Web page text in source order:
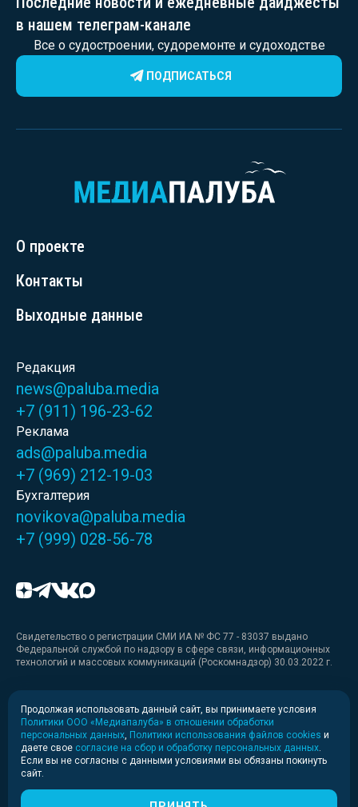
в нашем телеграм-канале
Все о судостроении, судоремонте и судоходстве
ПОДПИСАТЬСЯ
О проекте
Контакты
Выходные данные
Редакция
news@paluba.media
+7 (911) 196-23-62
Реклама
ads@paluba.media
+7 (969) 212-19-03
Бухгалтерия
novikova@paluba.media
+7 (999) 028-56-78
Свидетельство о регистрации СМИ ИА № ФС 77 - 83037 выдано
Федеральной службой по надзору в сфере связи, информационных
технологий и массовых коммуникаций (Роскомнадзор) 30.03.2022 г.
Медиакит
Медиакит для печати
Политика конфиденциальности
© 2020-2026 Информационное агентство «Медиапалуба»
Продолжая использовать данный сайт, вы принимаете условия
Политики ООО «Медиапалуба» в отношении обработки
персональных данных Политики использования файлов cookies и
даете свое согласие на сбор и обработку персональных данных
Если вы не согласны с данными условиями вы обязаны покинуть
сайт.